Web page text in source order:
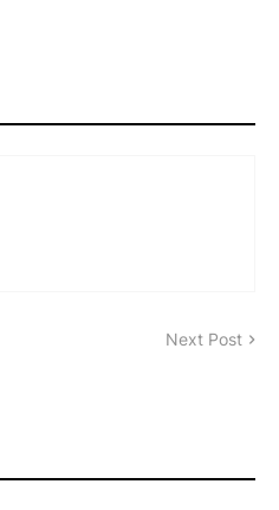
Next Post